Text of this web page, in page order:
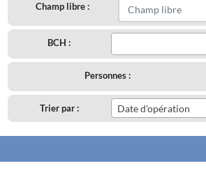
Champ libre :
BCH :
Personnes :
Trier par : Date d'opération